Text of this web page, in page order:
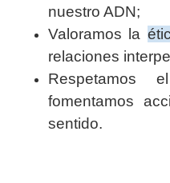
nuestro ADN;
Valoramos la
relaciones
Respetamos
fomentamos
sentido.